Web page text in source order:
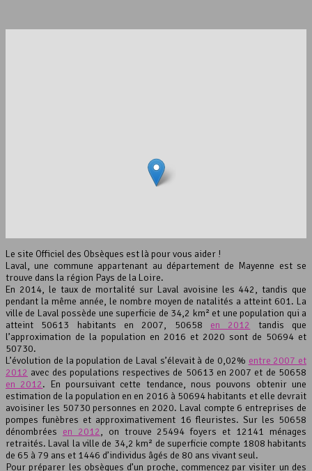
Leaflet , © OpenStreetMapcontributeurs
interserver coupons
Le site Officiel des Obsèques est là pour vous aider !
Laval, une commune appartenant au département de Mayenne est se
trouve dans la région Pays de la Loire.
En 2014, le taux de mortalité sur Laval avoisine les 442, tandis que
pendant la même année, le nombre moyen de natalités a atteint 601. La
ville de Laval possède une superficie de 34,2 km² et une population qui a
atteint 50613 habitants en 2007, 50658 en 2012
tandis que
l’approximation de la population en 2016 et 2020 sont de 50694 et
50730.
L’évolution de la population de Laval s’élevait à de 0,02% entre 2007 et
2012 avec des populations respectives de 50613 en 2007 et de 50658
en 2012. En poursuivant cette tendance, nous pouvons obtenir une
estimation de la population en en 2016 à 50694 habitants et elle devrait
avoisiner les 50730 personnes en 2020. Laval compte 6 entreprises de
pompes funèbres et approximativement 16 fleuristes. Sur les 50658
dénombrées en 2012, on trouve 25494 foyers et 12141 ménages
retraités. Laval la ville de 34,2 km² de superficie compte 1808 habitants
de 65 à 79 ans et 1446 d’individus âgés de 80 ans vivant seul.
Pour préparer les obsèques d’un proche, commencez par visiter un des